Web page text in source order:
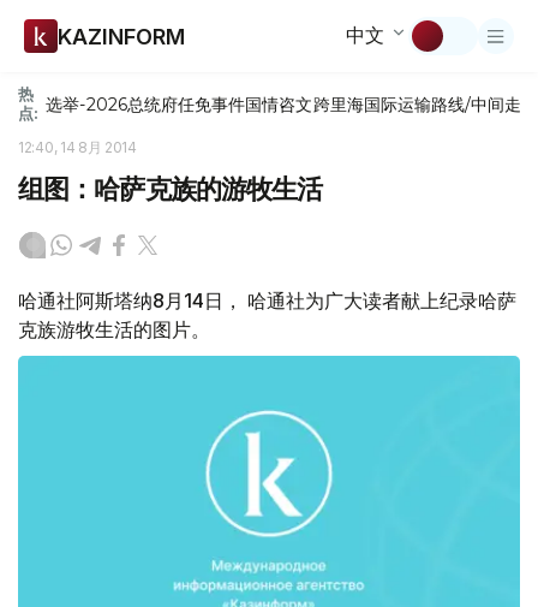
KAZINFORM 中文
热
点: 选举-2026总统府任免事件国情咨文跨里海国际运输路线/中间走廊
12:40, 14 8月 2014
组图：哈萨克族的游牧生活
哈通社阿斯塔纳8月14日， 哈通社为广大读者献上纪录哈萨
克族游牧生活的图片。